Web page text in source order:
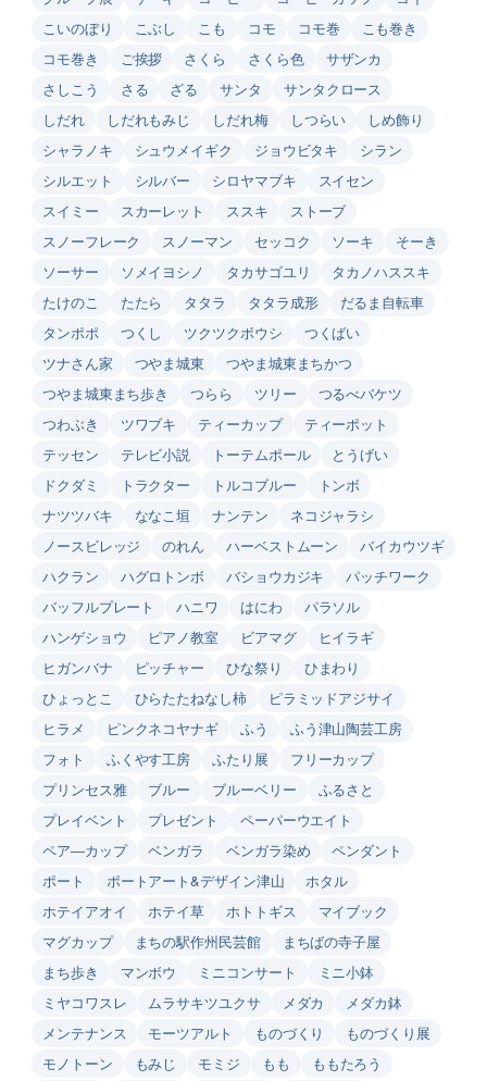
こいのぼり
こぶし こも コモ コモ巻
こも巻き
コモ巻き
ご挨拶 さくら さくら色
サザンカ
さしこう
さる ざる サンタ
サンタクロース
しだれ
しだれもみじ しだれ梅 しつらい
しめ飾り
シャラノキ
シュウメイギク ジョウビタキ
シラン
シルエット
シルバー シロヤマブキ
スイセン
スイミー
スカーレット ススキ
ストーブ
スノーフレーク
スノーマン セッコク ソーキ
そーき
ソーサー
ソメイヨシノ タカサゴユリ
タカノハススキ
たけのこ
たたら タタラ タタラ成形
だるま自転車
タンポポ
つくし ツクツクボウシ
つくばい
ツナさん家
つやま城東
つやま城東まちかつ
つやま城東まち歩き
つらら ツリー
つるべバケツ
つわぶき
ツワブキ ティーカップ
ティーポット
テッセン
テレビ小説 トーテムポール
とうげい
ドクダミ
トラクター トルコブルー
トンボ
ナツツバキ
ななこ垣 ナンテン
ネコジャラシ
ノースビレッジ
のれん ハーベストムーン
バイカウツギ
ハクラン
ハグロトンボ バショウカジキ
パッチワーク
バッフルプレート
ハニワ はにわ
パラソル
ハンゲショウ
ピアノ教室 ビアマグ
ヒイラギ
ヒガンバナ
ピッチャー ひな祭り
ひまわり
ひょっとこ
ひらたたねなし柿
ピラミッドアジサイ
ヒラメ
ピンクネコヤナギ ふう
ふう津山陶芸工房
フォト
ふくやす工房 ふたり展
フリーカップ
プリンセス雅
ブルー ブルーベリー
ふるさと
プレイベント
プレゼント
ペーパーウエイト
ペア―カップ
ベンガラ ベンガラ染め
ペンダント
ポート
ポートアート&デザイン津山
ホタル
ホテイアオイ
ホテイ草 ホトトギス
マイブック
マグカップ
まちの駅作州民芸館
まちばの寺子屋
まち歩き
マンボウ ミニコンサート
ミニ小鉢
ミヤコワスレ
ムラサキツユクサ メダカ
メダカ鉢
メンテナンス
モーツアルト ものづくり
ものづくり展
モノトーン
もみじ モミジ もも
ももたろう